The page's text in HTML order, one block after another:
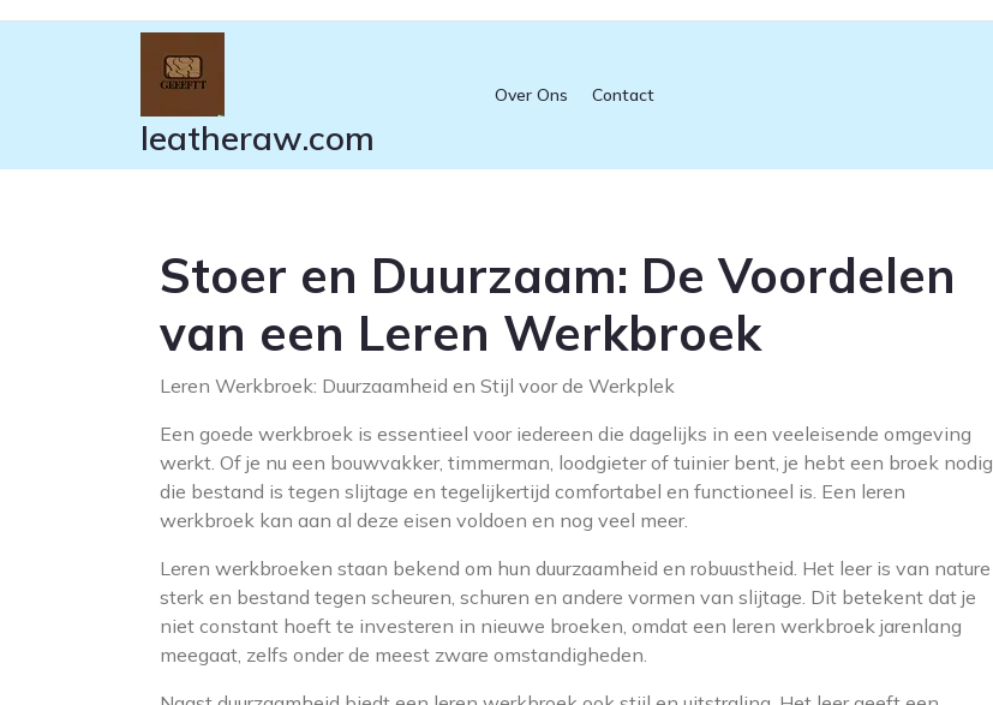
leatheraw.com
Over Ons Contact
Stoer en Duurzaam: De Voordelen
van een Leren Werkbroek
Leren Werkbroek: Duurzaamheid en Stijl voor de Werkplek
Een goede werkbroek is essentieel voor iedereen die dagelijks in een veeleisende omgeving
werkt. Of je nu een bouwvakker, timmerman, loodgieter of tuinier bent, je hebt een broek nodig
die bestand is tegen slijtage en tegelijkertijd comfortabel en functioneel is. Een leren
werkbroek kan aan al deze eisen voldoen en nog veel meer.
Leren werkbroeken staan bekend om hun duurzaamheid en robuustheid. Het leer is van nature
sterk en bestand tegen scheuren, schuren en andere vormen van slijtage. Dit betekent dat je
niet constant hoeft te investeren in nieuwe broeken, omdat een leren werkbroek jarenlang
meegaat, zelfs onder de meest zware omstandigheden.